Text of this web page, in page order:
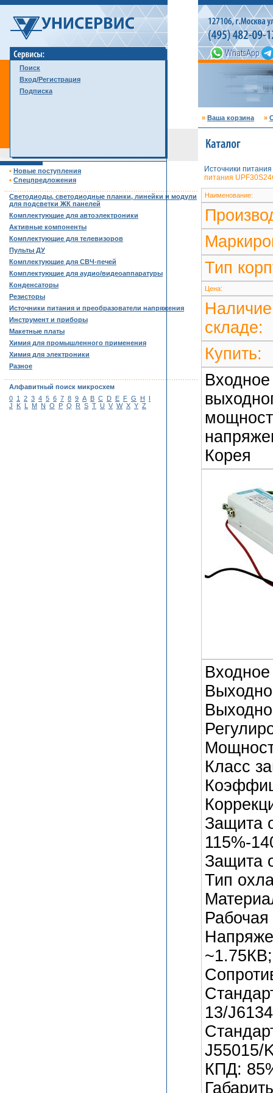
Поиск
Вход/Регистрация
Подписка
» Ваша корзина »
• Новые поступления
• Спецпредложения
Светодиоды, светодиодные планки, линейки и модули
для подсветки ЖК панелей
Комплектующие для автоэлектроники
Активные компоненты
Комплектующие для телевизоров
Пульты ДУ
Комплектующие для СВЧ-печей
Комплектующие для аудио/видеоаппаратуры
Конденсаторы
Резисторы
Источники питания и преобразователи напряжения
Инструмент и приборы
Макетные платы
Химия для промышленного применения
Химия для электроники
Разное
Алфавитный поиск микросхем
0 1 2 3 4 5 6 7 8 9 A B C D E F G H
I
J
K L M N O P Q R S T U V W X Y Z
Источники
питания
Наименование:
Тип
Цена:
складе:
Купить:
Корея
Класс
Защита
115%-
Защита
Тип
13/
J55015/
КПД: